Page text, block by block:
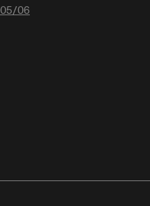
06